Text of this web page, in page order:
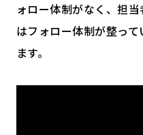
ォロー体制がなく、担
はフォロー体制が整っ
ます。